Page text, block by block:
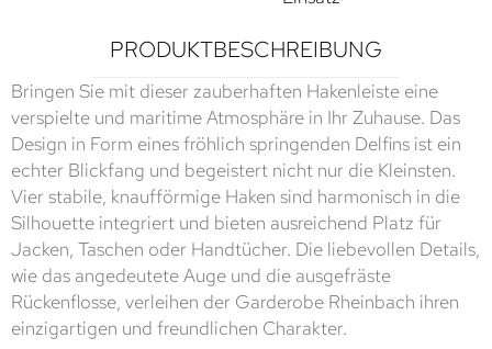
PRODUKTBESCHREIBUNG
Bringen Sie mit dieser zauberhaften Hakenleiste eine
verspielte und maritime Atmosphäre in Ihr Zuhause. Das
Design in Form eines fröhlich springenden Delfins ist ein
echter Blickfang und begeistert nicht nur die Kleinsten.
Vier stabile, knaufförmige Haken sind harmonisch in die
Silhouette integriert und bieten ausreichend Platz für
Jacken, Taschen oder Handtücher. Die liebevollen Details,
wie das angedeutete Auge und die ausgefräste
Rückenflosse, verleihen der Garderobe Rheinbach ihren
einzigartigen und freundlichen Charakter.